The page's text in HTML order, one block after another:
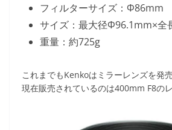
フィルターサイズ：Φ86mm
サイズ：最大径Φ96.1mm×全
重量：約725g
これまでもKenkoはミラーレンズを発
現在販売されているのは400mm F8の